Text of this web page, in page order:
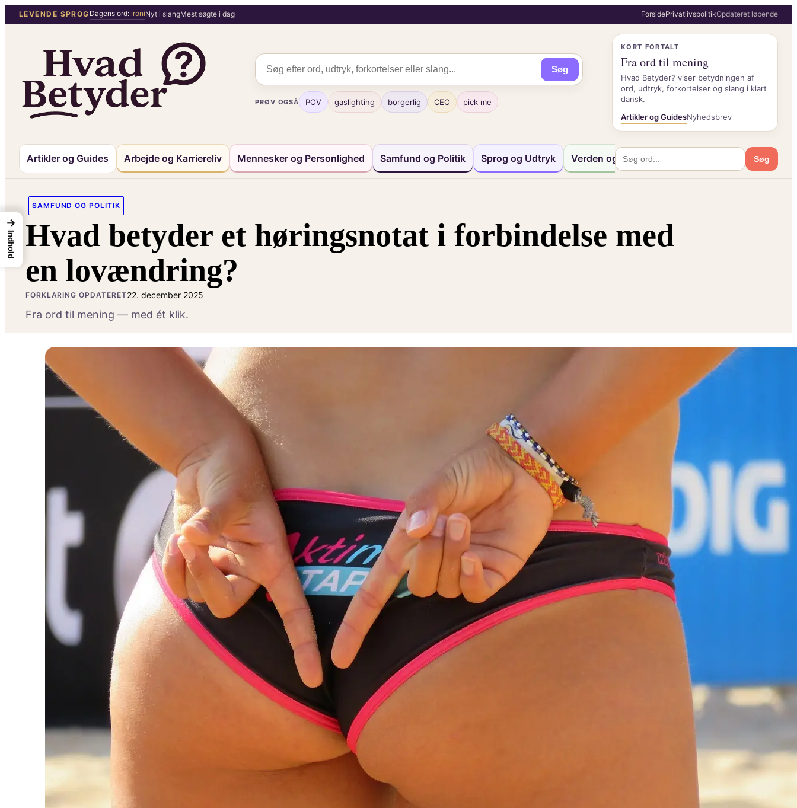
Spring
til
LEVENDE SPROG Dagens ord: ironiNyt i slangMest søgte i dag ForsidePrivatlivspolitikOpdateret løbende
Søg
PRØV OGSÅ POV gaslighting borgerlig CEO pick me
KORT FORTALT
Fra ord til mening
Hvad Betyder? viser betydningen af
ord, udtryk, forkortelser og slang i klart
dansk.
Artikler og GuidesNyhedsbrev
Artikler og Guides Arbejde og Karriereliv Mennesker og Personlighed Samfund og Politik Sprog og Udtryk Verden og Kultur Søg
SAMFUND OG POLITIK
Hvad betyder et høringsnotat i forbindelse med
en lovændring?
FORKLARING OPDATERET22. december 2025
Fra ord til mening — med ét klik.
→
Indhold